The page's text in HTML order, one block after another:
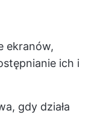
ekranów,
ich i
gdy działa